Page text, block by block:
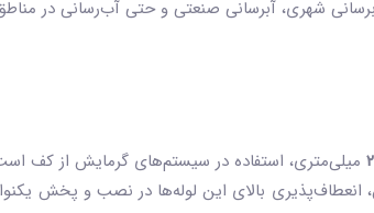
شهری، آبرسانی صنعتی و حتی آب‌رسانی در
میلی‌متری، استفاده در سیستم‌های گرمایش از کف
انعطاف‌پذیری بالای این لوله‌ها در نصب و پخش